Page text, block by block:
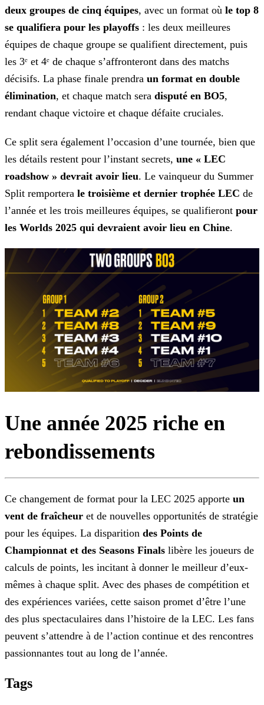
deux groupes de cinq équipes, avec un format où le top 8
se qualifiera pour les playoffs : les deux meilleures
équipes de chaque groupe se qualifient directement, puis
les 3ᵉ et 4ᵉ de chaque s’affronteront dans des matchs
décisifs. La phase finale prendra un format en double
élimination, et chaque match sera disputé en BO5,
rendant chaque victoire et chaque défaite cruciales.
Ce split sera également l’occasion d’une tournée, bien que
les détails restent pour l’instant secrets, une « LEC
roadshow » devrait avoir lieu. Le vainqueur du Summer
Split remportera le troisième et dernier trophée LEC de
l’année et les trois meilleures équipes, se qualifieront pour
les Worlds 2025 qui devraient avoir lieu en Chine.
Une année 2025 riche en
rebondissements
Ce changement de format pour la LEC 2025 apporte un
vent de fraîcheur et de nouvelles opportunités de stratégie
pour les équipes. La disparition des Points de
Championnat et des Seasons Finals libère les joueurs de
calculs de points, les incitant à donner le meilleur d’eux-
mêmes à chaque split. Avec des phases de compétition et
des expériences variées, cette saison promet d’être l’une
des plus spectaculaires dans l’histoire de la LEC. Les fans
peuvent s’attendre à de l’action continue et des rencontres
passionnantes tout au long de l’année.
Tags